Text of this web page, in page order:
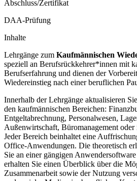
Abschluss/Zertifikat
DAA-Prüfung
Inhalte
Lehrgänge zum Kaufmännischen
speziell an Berufsrückkehrer*innen mit
Berufserfahrung und dienen der
Wiedereinstieg nach einer beruflichen
Innerhalb der Lehrgänge aktualisieren
den kaufmännischen Bereichen:
Entgeltabrechnung, Personalwesen,
Außenwirtschaft, Büromanagement oder
Jeder Bereich beinhaltet eine
Office-Anwendungen. Die theoretisch
Sie an einer gängigen
erhalten Sie einen Überblick über die
Zusammenarbeit sowie der Nutzung